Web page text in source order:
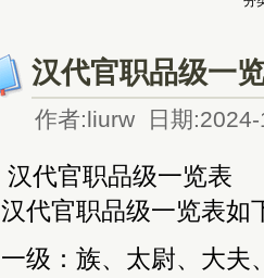
汉代官职品级一
作者:liurw 日期
汉代官职品级一览表
汉代官职品级一览表如
一级‌：族、太尉、大夫